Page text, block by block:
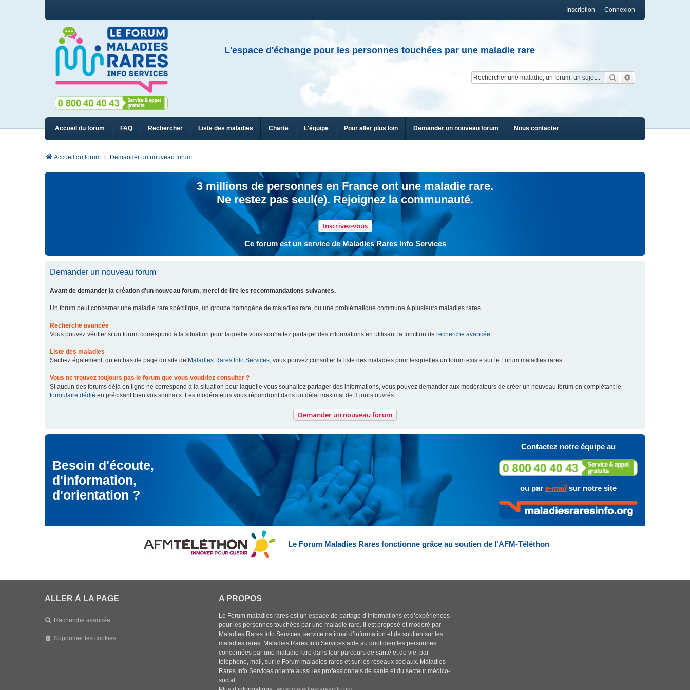
Connexion
Inscription
L'espace d'échange pour les personnes touchées par une maladie rare
Rechercher
Accueil du forum FAQ Rechercher Liste des maladies Charte L'équipe Pour aller plus loin Demander un nouveau forum Nous contacter
Accueil du forum Demander un nouveau forum
3 millions de personnes en France ont une maladie rare.
Ne restez pas seul(e). Rejoignez la communauté.
Inscrivez-vous
Ce forum est un service de Maladies Rares Info Services
Demander un nouveau forum
Avant de demander la création d'un nouveau forum, merci de lire les recommandations suivantes.
Un forum peut concerner une maladie rare spécifique, un groupe homogène de maladies rare, ou une problématique commune à plusieurs maladies rares.
Recherche avancée
Vous pouvez vérifier si un forum correspond à la situation pour laquelle vous souhaitez partager des informations en utilisant la fonction de recherche avancée.
Liste des maladies
Sachez également, qu’en bas de page du site de Maladies Rares Info Services, vous pouvez consulter la liste des maladies pour lesquelles un forum existe sur le Forum maladies rares.
Vous ne trouvez toujours pas le forum que vous voudriez consulter ?
Si aucun des forums déjà en ligne ne correspond à la situation pour laquelle vous souhaitez partager des informations, vous pouvez demander aux modérateurs de créer un nouveau forum en complétant le
formulaire dédié en précisant bien vos souhaits. Les modérateurs vous répondront dans un délai maximal de 3 jours ouvrés.
Demander un nouveau forum
Besoin d'écoute,
d'information,
d'orientation ?
Contactez notre équipe au
ou par e-mailsur notre site
Le Forum Maladies Rares fonctionne grâce au soutien de l'AFM-Téléthon
ALLER À LA PAGE
Recherche avancée
Supprimer les cookies
A PROPOS
Le Forum maladies rares est un espace de partage d’informations et d’expériences
pour les personnes touchées par une maladie rare. Il est proposé et modéré par
Maladies Rares Info Services, service national d’information et de soutien sur les
maladies rares. Maladies Rares Info Services aide au quotidien les personnes
concernées par une maladie rare dans leur parcours de santé et de vie, par
téléphone, mail, sur le Forum maladies rares et sur les réseaux sociaux. Maladies
Rares Info Services oriente aussi les professionnels de santé et du secteur médico-
social.